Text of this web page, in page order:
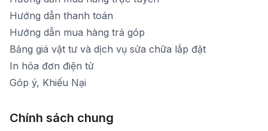
Hướng dẫn thanh toán
Hướng dẫn mua hàng trả góp
Bảng giá vật tư và dịch vụ sửa chữa lắp đặt
In hóa đơn điện tử
Góp ý, Khiếu Nại
Chính sách chung